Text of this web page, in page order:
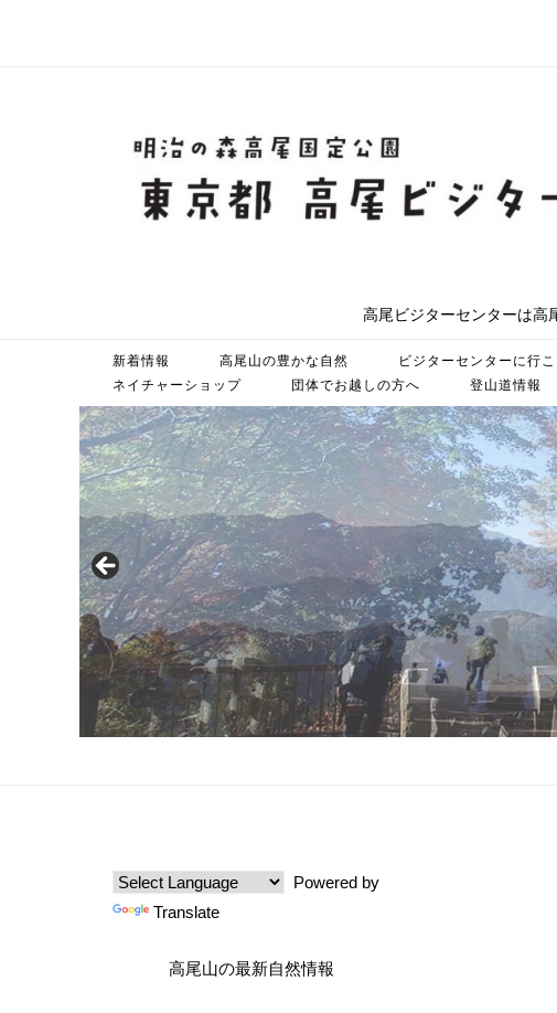
ホ
ー
高尾ビジターセンターは高
新着情報 高尾山の豊かな自然 ビジターセンターに行こ
ネイチャーショップ
団体でお越しの方へ 登山道情報
Powered by
Translate
高尾山の最新自然情報